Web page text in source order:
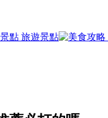
旅遊景點